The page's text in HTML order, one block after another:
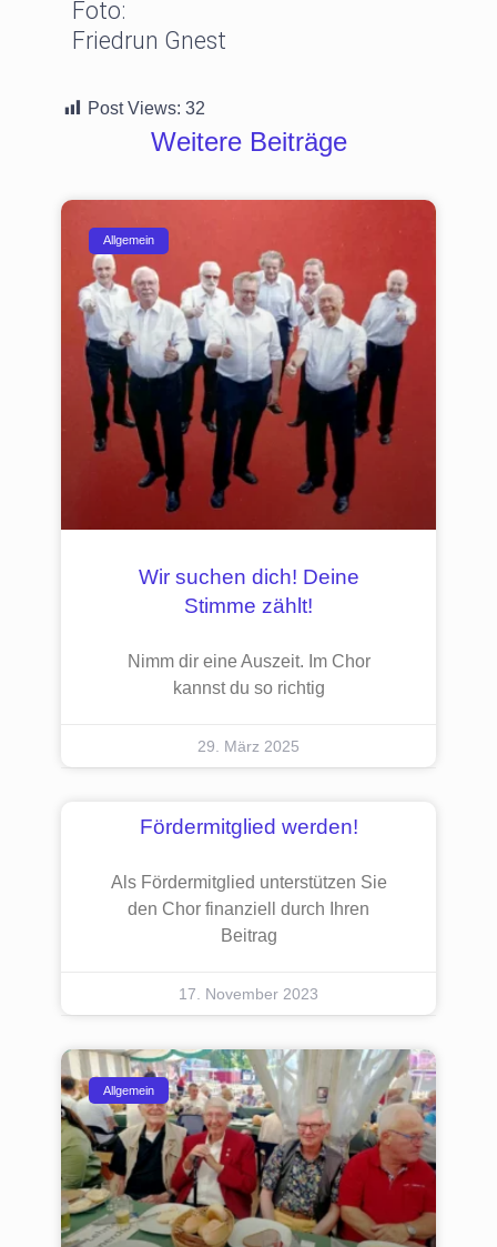
Foto:
Friedrun Gnest
Post Views: 32
Weitere Beiträge
Allgemein
Wir suchen dich! Deine
Stimme zählt!
Nimm dir eine Auszeit. Im Chor
kannst du so richtig
29. März 2025
Fördermitglied werden!
Als Fördermitglied unterstützen Sie
den Chor finanziell durch Ihren
Beitrag
17. November 2023
Allgemein